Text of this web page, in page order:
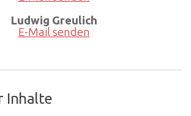
Ludwig Greulich
E-Mail senden
Inhalte